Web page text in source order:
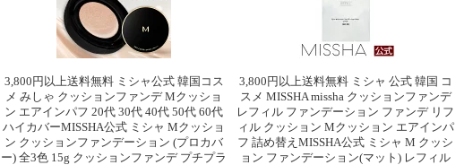
3,800円以上送料無料 ミシャ公式 韓国コス
メ みしゃ クッションファンデ Mクッショ
ン エアインパフ 20代 30代 40代 50代 60代
ハイカバーMISSHA公式 ミシャ Mクッショ
ン クッションファンデーション (プロカバ
ー) 全3色 15g クッションファンデ プチプラ
3,800円以上送料無料 ミシャ 公式 韓国 コ
スメ MISSHA missha クッションファンデ
レフィル ファンデーション ファンデ リフ
ィル クッション Mクッション エアインパ
フ 詰め替えMISSHA公式 ミシャ M クッシ
ョン ファンデーション(マット) レフィル